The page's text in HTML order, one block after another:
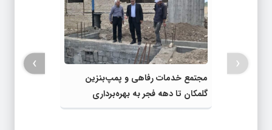
مجتمع خدمات رفاهی و پمپ‌بنزین
گلمکان تا دهه فجر به بهره‌برداری
می‌رسد
‹
›